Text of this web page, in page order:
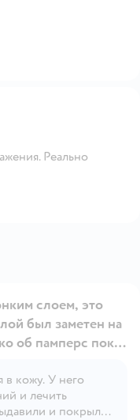
Реально
вопрос
слоем, это
был заметен на
об памперс пока
наносить.
в кожу. У него
и лечить
и покрыли